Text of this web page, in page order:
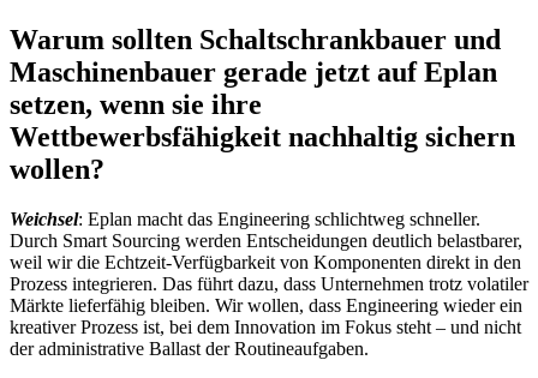
Warum sollten Schaltschrankbauer und
Maschinenbauer gerade jetzt auf Eplan
setzen, wenn sie ihre
Wettbewerbsfähigkeit nachhaltig sichern
wollen?
Weichsel: Eplan macht das Engineering schlichtweg schneller.
Durch Smart Sourcing werden Entscheidungen deutlich belastbarer,
weil wir die Echtzeit-Verfügbarkeit von Komponenten direkt in den
Prozess integrieren. Das führt dazu, dass Unternehmen trotz volatiler
Märkte lieferfähig bleiben. Wir wollen, dass Engineering wieder ein
kreativer Prozess ist, bei dem Innovation im Fokus steht – und nicht
der administrative Ballast der Routineaufgaben.